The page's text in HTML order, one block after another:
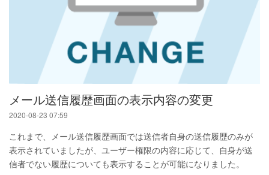
メール送信履歴画面の表示内容の変更
2020-08-23 07:59
これまで、メール送信履歴画面では送信者自身の送信履歴のみが
表示されていましたが、ユーザー権限の内容に応じて、自身が送
信者でない履歴についても表示することが可能になりました。